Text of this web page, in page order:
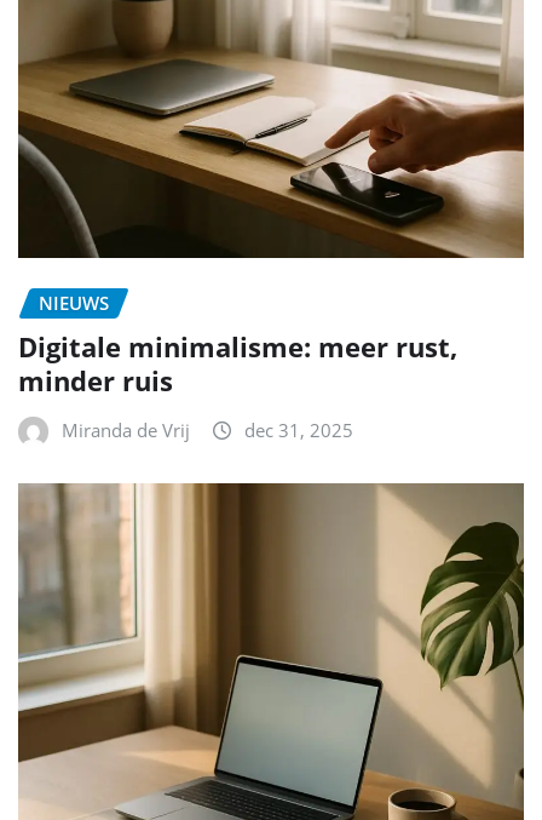
NIEUWS
Digitale minimalisme: meer rust,
minder ruis
Miranda de Vrij dec 31, 2025